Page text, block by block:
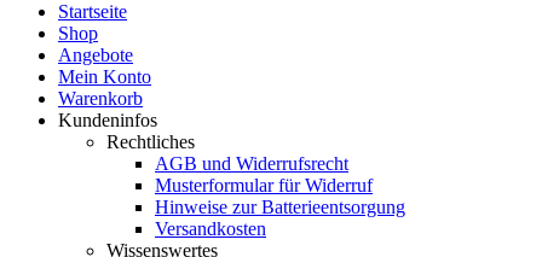
Startseite
Shop
Angebote
Mein Konto
Warenkorb
Kundeninfos
Rechtliches
AGB und Widerrufsrecht
Musterformular für Widerruf
Hinweise zur Batterieentsorgung
Versandkosten
Wissenswertes